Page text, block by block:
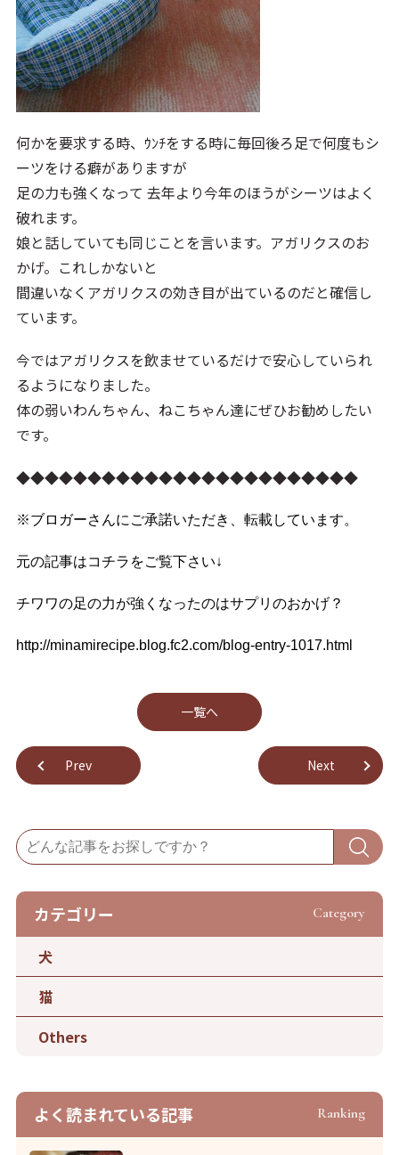
何かを要求する時、ｳﾝﾁをする時に毎回後ろ足で何度もシ
ーツをける癖がありますが
足の力も強くなって 去年より今年のほうがシーツはよく
破れます。
娘と話していても同じことを言います。アガリクスのお
かげ。これしかないと
間違いなくアガリクスの効き目が出ているのだと確信し
ています。
今ではアガリクスを飲ませているだけで安心していられ
るようになりました。
体の弱いわんちゃん、ねこちゃん達にぜひお勧めしたい
です。
◆◆◆◆◆◆◆◆◆◆◆◆◆◆◆◆◆◆◆◆◆◆◆◆
※ブロガーさんにご承諾いただき、転載しています。
元の記事はコチラをご覧下さい↓
チワワの足の力が強くなったのはサプリのおかげ？
http://minamirecipe.blog.fc2.com/blog-entry-1017.html
Prev
⼀覧へ
Next
カテゴリー Category
犬
猫
Others
よく読まれている記事 Ranking